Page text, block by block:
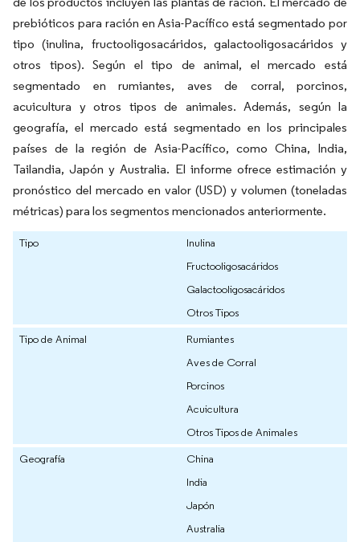
prebióticos para ración en Asia-Pacífico está segmentado por
tipo (inulina, fructooligosacáridos, galactooligosacáridos y
otros tipos). Según el tipo de animal, el mercado está
segmentado en rumiantes, aves de corral, porcinos,
acuicultura y otros tipos de animales. Además, según la
geografía, el mercado está segmentado en los principales
países de la región de Asia-Pacífico, como China, India,
Tailandia, Japón y Australia. El informe ofrece estimación y
pronóstico del mercado en valor (USD) y volumen (toneladas
métricas) para los segmentos mencionados anteriormente.
Tipo
Inulina
Fructooligosacáridos
Galactooligosacáridos
Otros Tipos
Tipo de Animal
Rumiantes
Aves de Corral
Porcinos
Acuicultura
Otros Tipos de Animales
Geografía
China
India
Japón
Australia